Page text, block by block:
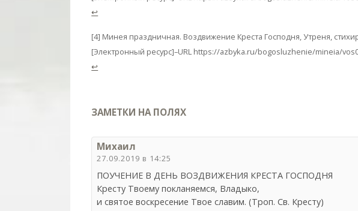
↩
[4] Минея праздничная. Воздвижение Креста Господня, Утреня,
[Электронный ресурс]–URL https://azbyka.ru/bogosluzhenie/mineia/
↩
ЗАМЕТКИ НА ПОЛЯХ
Михаил
27.09.2019 в 14:25
ПОУЧЕНИЕ В ДЕНЬ ВОЗДВИЖЕНИЯ КРЕСТА ГОСПОДНЯ
Кресту Твоему покланяемся, Владыко,
и святое воскресение Твое славим. (Троп. Св. Кресту)